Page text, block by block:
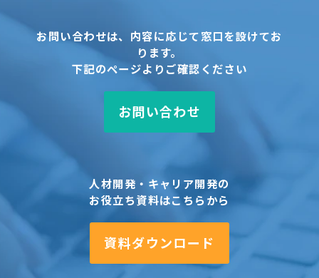
取得した閲覧履歴等の情報を分析して行う興味・趣向に
応じた当社及び当社提携先の商品・サービス・イベント
に関する広告・ご案内
申込商品等その他当社の教育・研修などキャリア形成支
援のための商品・サービスの開発・改善
また個人の識別や特定ができない状態に加工した統計的
データを作成し調査・分析するため利用することがあり
注）上記利用目的における連絡・情報提供・ご案内等
ルアドレスを用いて、郵送、電話、FAX又は電子メール
等電磁的方法のいずれかの方法により行います。
３．１ 個人情報の第三者への提供
お客様の個人情報は、以下の場合を除き、ご本人の同意
なしに第三者へ提供することはありません。
お問い合わせは、内容に応じて窓口を設けてお
ります。
下記のページよりご確認ください
お問い合わせ
人材開発・キャリア開発の
お役立ち資料はこちらから
資料ダウンロード